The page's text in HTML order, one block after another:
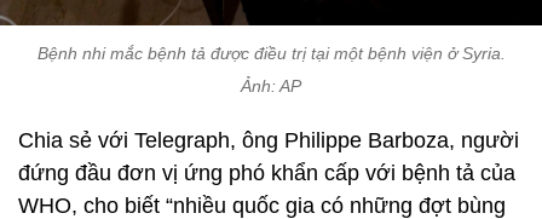
Bệnh nhi mắc bệnh tả được điều trị tại một bệnh viện ở Syria.
Ảnh: AP
Chia sẻ với Telegraph, ông Philippe Barboza, người
đứng đầu đơn vị ứng phó khẩn cấp với bệnh tả của
WHO, cho biết “nhiều quốc gia có những đợt bùng